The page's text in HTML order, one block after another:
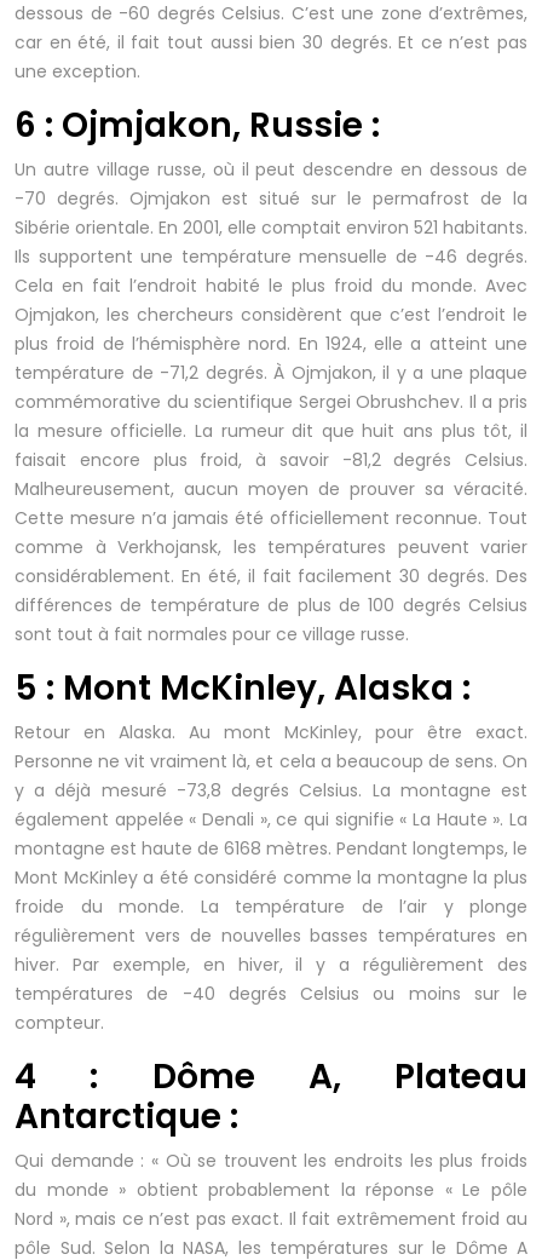
dessous de -60 degrés Celsius. C’est une zone d’extrêmes,
car en été, il fait tout aussi bien 30 degrés. Et ce n’est pas
une exception.
6 : Ojmjakon, Russie :
Un autre village russe, où il peut descendre en dessous de
-70 degrés. Ojmjakon est situé sur le permafrost de la
Sibérie orientale. En 2001, elle comptait environ 521 habitants.
Ils supportent une température mensuelle de -46 degrés.
Cela en fait l’endroit habité le plus froid du monde. Avec
Ojmjakon, les chercheurs considèrent que c’est l’endroit le
plus froid de l’hémisphère nord. En 1924, elle a atteint une
température de -71,2 degrés. À Ojmjakon, il y a une plaque
commémorative du scientifique Sergei Obrushchev. Il a pris
la mesure officielle. La rumeur dit que huit ans plus tôt, il
faisait encore plus froid, à savoir -81,2 degrés Celsius.
Malheureusement, aucun moyen de prouver sa véracité.
Cette mesure n’a jamais été officiellement reconnue. Tout
comme à Verkhojansk, les températures peuvent varier
considérablement. En été, il fait facilement 30 degrés. Des
différences de température de plus de 100 degrés Celsius
sont tout à fait normales pour ce village russe.
5 : Mont McKinley, Alaska :
Retour en Alaska. Au mont McKinley, pour être exact.
Personne ne vit vraiment là, et cela a beaucoup de sens. On
y a déjà mesuré -73,8 degrés Celsius. La montagne est
également appelée « Denali », ce qui signifie « La Haute ». La
montagne est haute de 6168 mètres. Pendant longtemps, le
Mont McKinley a été considéré comme la montagne la plus
froide du monde. La température de l’air y plonge
régulièrement vers de nouvelles basses températures en
hiver. Par exemple, en hiver, il y a régulièrement des
températures de -40 degrés Celsius ou moins sur le
compteur.
4 : Dôme A, Plateau
Antarctique :
Qui demande : « Où se trouvent les endroits les plus froids
du monde » obtient probablement la réponse « Le pôle
Nord », mais ce n’est pas exact. Il fait extrêmement froid au
pôle Sud. Selon la NASA, les températures sur le Dôme A